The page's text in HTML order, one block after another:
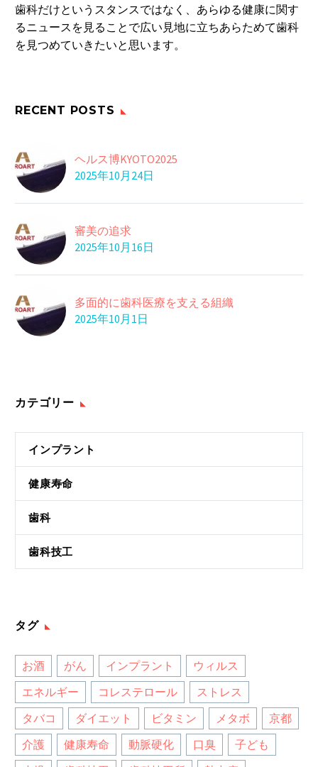
歯科だけというスタンスではなく、あらゆる健康に関す
るニュースを見ることで広い見地に立ちあらためて歯科
を見つめていきたいと思います。
RECENT POSTS
ヘルス博KYOTO2025
2025年10月24日
審美の追求
2025年10月16日
多面的に歯科医療を支える組織
2025年10月1日
カテゴリー
インプラント
健康寿命
歯科
歯科技工
タグ
お酒 がん インプラント
ウィルス
エネルギー
コレステロール
ストレス
タバコ
ダイエット ビタミン メタボ
京都
介護
健康寿命 動脈硬化 口臭
子ども